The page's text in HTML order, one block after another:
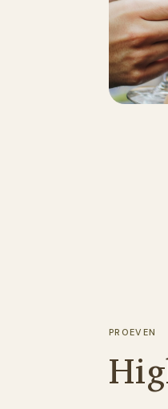
PROEVEN